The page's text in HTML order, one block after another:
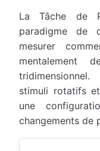
La Tâche de
paradigme de
mesurer
mentalement
stimuli rotatifs
une
changements de